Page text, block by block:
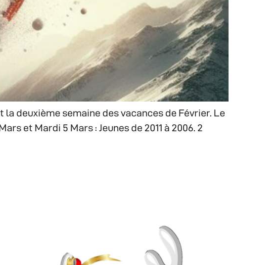
deuxième semaine des vacances de Février. Le
et Mardi 5 Mars : Jeunes de 2011 à 2006. 2